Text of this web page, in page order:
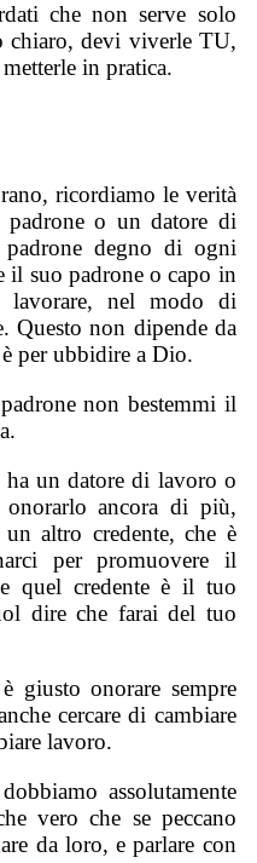
che non serve solo
chiaro, devi viverle TU,
in pratica.
ricordiamo le verità
o un datore di
degno di ogni
il suo padrone o capo in
nel modo di
Questo non dipende da
per ubbidire a Dio.
non bestemmi il
ha un datore di lavoro o
onorarlo ancora di più,
altro credente, che è
per promuovere il
quel credente è il tuo
dire che farai del tuo
giusto onorare sempre
cercare di cambiare
lavoro.
assolutamente
vero che se peccano
da loro, e parlare con